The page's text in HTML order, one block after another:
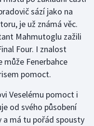
sází jako na
je už známá věc.
Mahmutoglu zažili
Four. I znalost
Fenerbahce
pomoct.
Veselému pomoct i
od svého působení
a má tu pořád spousty